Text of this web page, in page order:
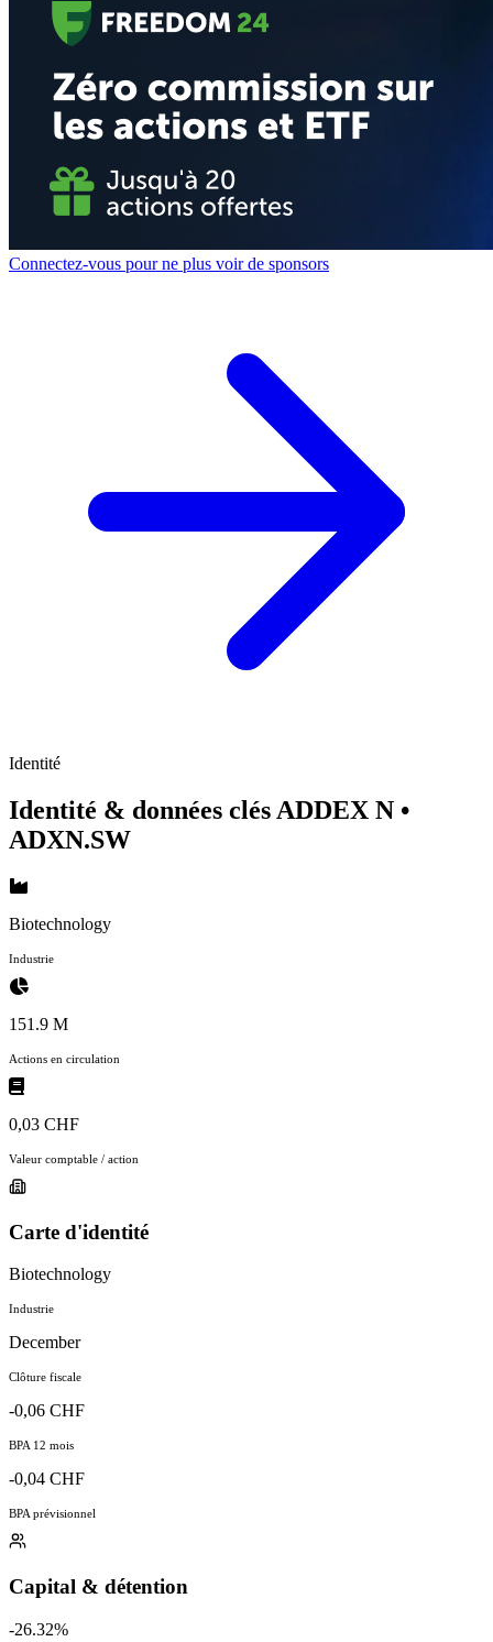
Connectez-vous pour ne plus voir de sponsors
Identité
Identité & données clés ADDEX N •
ADXN.SW
Biotechnology
Industrie
151.9 M
Actions en circulation
0,03 CHF
Valeur comptable / action
Carte d'identité
Biotechnology
Industrie
December
Clôture fiscale
-0,06 CHF
BPA 12 mois
-0,04 CHF
BPA prévisionnel
Capital & détention
-26.32%